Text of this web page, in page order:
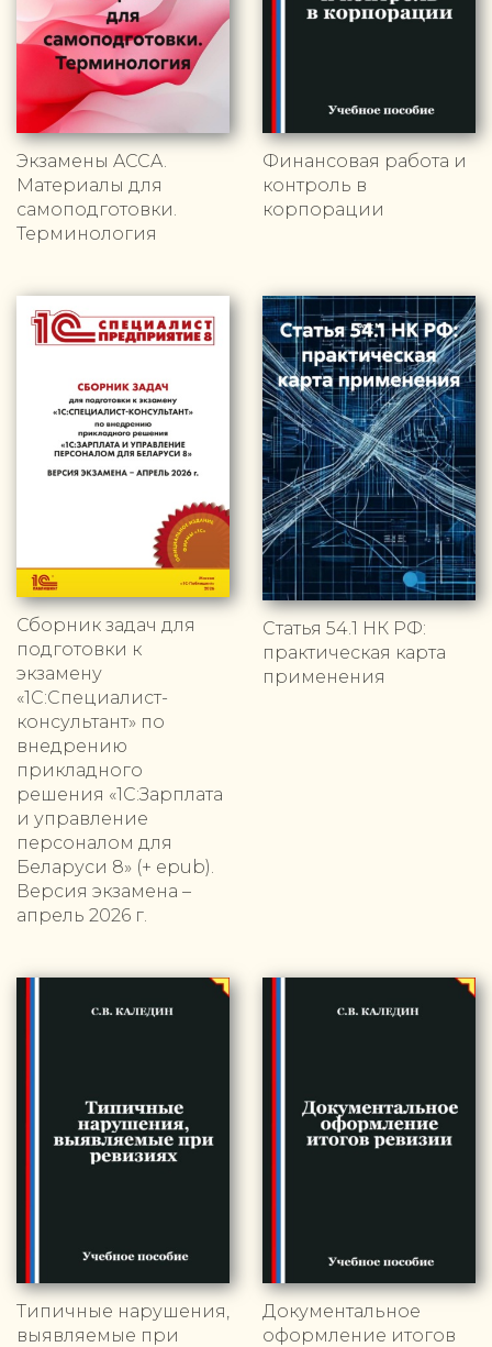
Экзамены ACCA.
Материалы для
самоподготовки.
Терминология
Финансовая работа и
контроль в
корпорации
Сборник задач для
подготовки к
экзамену
«1С:Специалист-
консультант» по
внедрению
прикладного
решения «1С:Зарплата
и управление
персоналом для
Беларуси 8» (+ epub).
Версия экзамена –
апрель 2026 г.
Статья 54.1 НК РФ:
практическая карта
применения
Типичные нарушения,
выявляемые при
Документальное
оформление итогов